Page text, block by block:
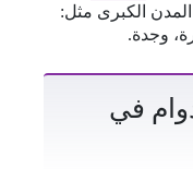
الكبرى مثل:
وجدة.
في